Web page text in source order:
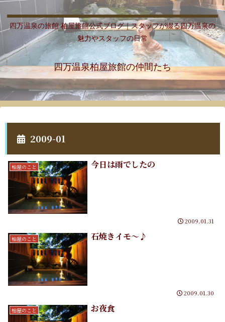
四万温泉の旅館 柏屋旅館公式ブログ｜スタッフが綴る四万温泉の
魅力やスタッフの日常
四万温泉柏屋旅館の仲間たち
2009-01
柏屋のこと 今日は雨でしたの
2009.01.31
柏屋のこと 石焼きイモ～♪
2009.01.30
柏屋のこと お夜食